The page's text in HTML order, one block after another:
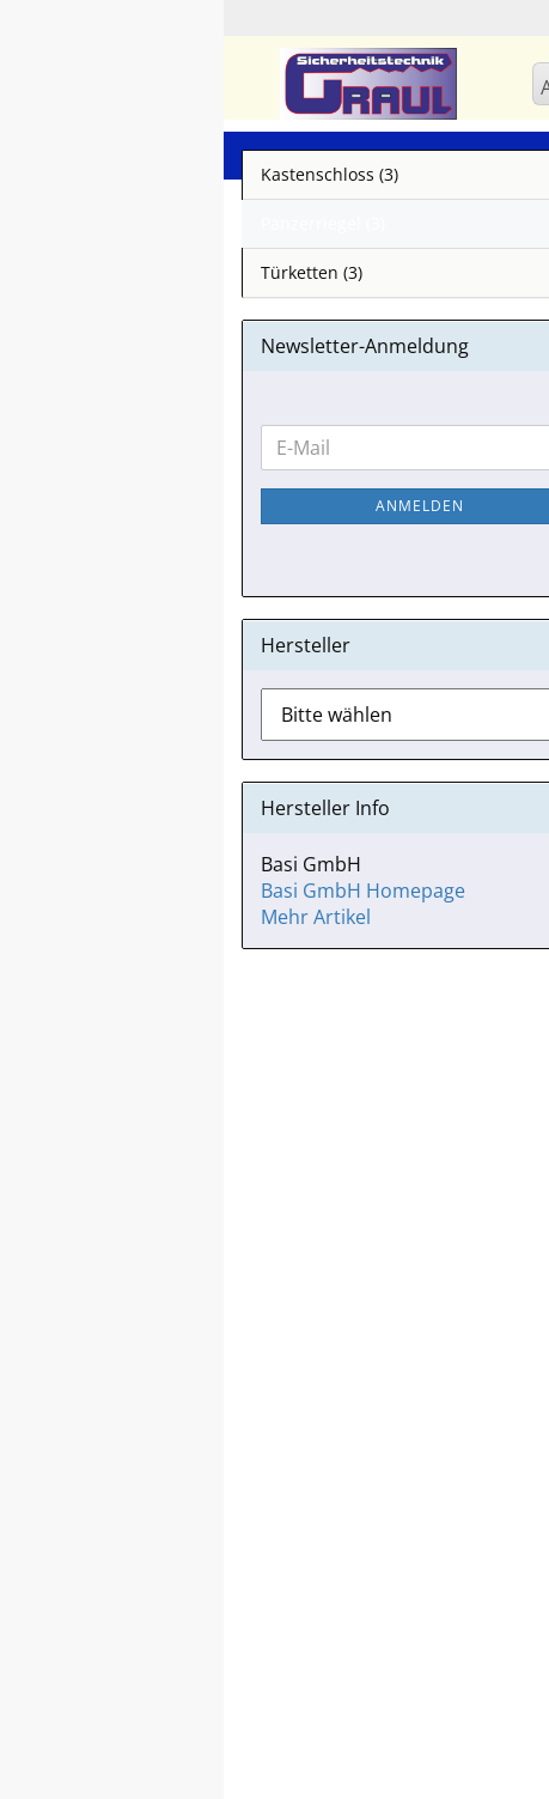
Kastenschloss (3)
Türketten (3)
Newsletter-Anmeldung
WEITER
ZUR
NEWSLETTER-
ANMELDUNG
E-
Mail
ANMELDEN
Hersteller
Hersteller Info
Basi GmbH
Basi GmbH Homepage
Mehr Artikel